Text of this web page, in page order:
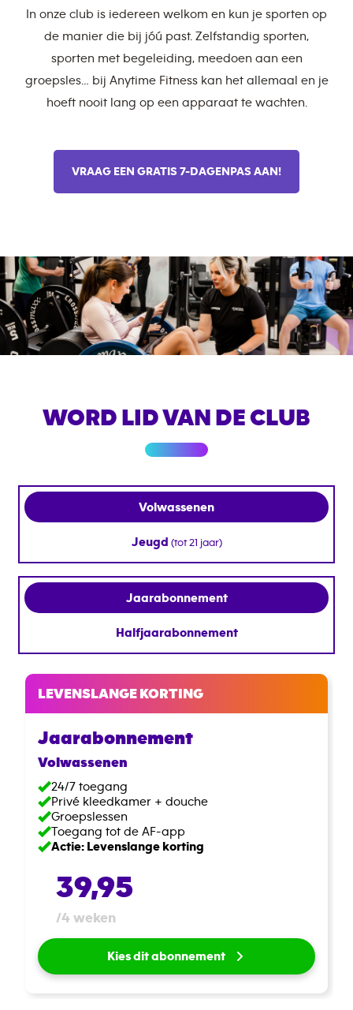
In onze club is iedereen welkom en kun je sporten op
de manier die bij jóú past. Zelfstandig sporten,
sporten met begeleiding, meedoen aan een
groepsles… bij Anytime Fitness kan het allemaal en je
hoeft nooit lang op een apparaat te wachten.
VRAAG EEN GRATIS 7-DAGENPAS AAN!